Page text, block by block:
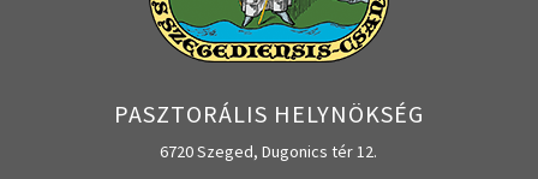
PASZTORÁLIS HELYNÖKSÉG
6720 Szeged, Dugonics tér 12.